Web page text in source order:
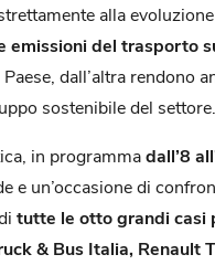
alla
emissioni del trasporto
dall’altra rendono
sostenibile del settore.
in programmadall’8
un’occasione di
tutte le otto grandi casi
& Bus Italia, Renault